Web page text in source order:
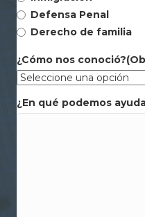
Defensa Penal
Derecho de familia
¿Cómo nos conoció?
¿En qué podemos